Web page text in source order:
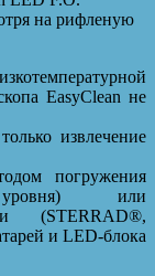
на рифленую
EasyClean не
извлечение
погружения
или
(STERRAD®,
и LED-блока